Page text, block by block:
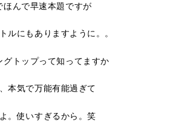
ほんで早速本題ですが
ルにもありますように。。
グトップって知ってますか
本気で万能有能過ぎて
。使いすぎるから。笑